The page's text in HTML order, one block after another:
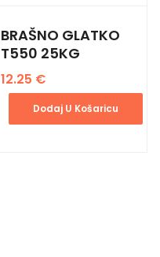
BRAŠNO GLATKO
T550 25KG
12.25 €
Dodaj U Košaricu